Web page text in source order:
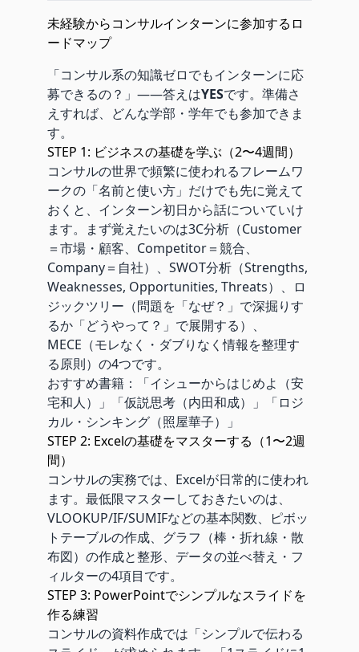
未経験からコンサルインターンに参加するロ
ードマップ
「コンサル系の知識ゼロでもインターンに応
募できるの？」——答えはYESです。準備さ
えすれば、どんな学部・学年でも参加できま
す。
STEP 1: ビジネスの基礎を学ぶ（2〜4週間）
コンサルの世界で頻繁に使われるフレームワ
ークの「名前と使い方」だけでも先に覚えて
おくと、インターン初日から話についていけ
ます。まず覚えたいのは3C分析（Customer
＝市場・顧客、Competitor＝競合、
Company＝自社）、SWOT分析（Strengths,
Weaknesses, Opportunities, Threats）、ロ
ジックツリー（問題を「なぜ？」で深掘りす
るか「どうやって？」で展開する）、
MECE（モレなく・ダブりなく情報を整理す
る原則）の4つです。
おすすめ書籍：「イシューからはじめよ（安
宅和人）」「仮説思考（内田和成）」「ロジ
カル・シンキング（照屋華子）」
STEP 2: Excelの基礎をマスターする（1〜2週
間）
コンサルの実務では、Excelが日常的に使われ
ます。最低限マスターしておきたいのは、
VLOOKUP/IF/SUMIFなどの基本関数、ピボッ
トテーブルの作成、グラフ（棒・折れ線・散
布図）の作成と整形、データの並べ替え・フ
ィルターの4項目です。
STEP 3: PowerPointでシンプルなスライドを
作る練習
コンサルの資料作成では「シンプルで伝わる